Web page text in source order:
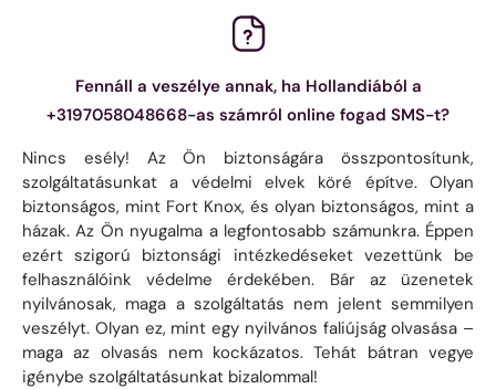
Fennáll a veszélye annak, ha Hollandiából a
+3197058048668-as számról online fogad SMS-t?
Nincs esély! Az Ön biztonságára összpontosítunk,
szolgáltatásunkat a védelmi elvek köré építve. Olyan
biztonságos, mint Fort Knox, és olyan biztonságos, mint a
házak. Az Ön nyugalma a legfontosabb számunkra. Éppen
ezért szigorú biztonsági intézkedéseket vezettünk be
felhasználóink ​​védelme érdekében. Bár az üzenetek
nyilvánosak, maga a szolgáltatás nem jelent semmilyen
veszélyt. Olyan ez, mint egy nyilvános faliújság olvasása –
maga az olvasás nem kockázatos. Tehát bátran vegye
igénybe szolgáltatásunkat bizalommal!